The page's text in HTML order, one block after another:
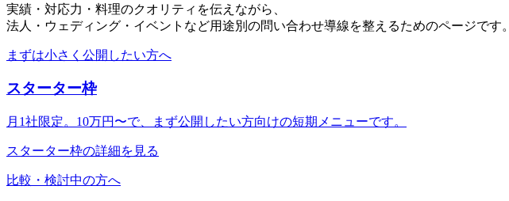
実績・対応力・料理のクオリティを伝えながら、
法人・ウェディング・イベントなど用途別の問い合わせ導線を整えるためのページです。
まずは小さく公開したい方へ
スターター枠
月1社限定。10万円〜で、まず公開したい方向けの短期メニューです。
スターター枠の詳細を見る
比較・検討中の方へ